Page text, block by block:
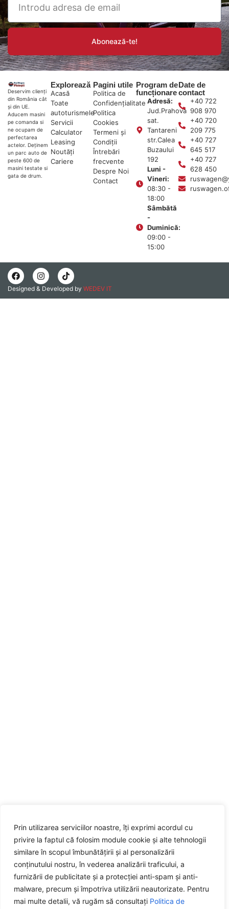
Prin utilizarea serviciilor noastre, îți exprimi acordul cu
privire la faptul că folosim module cookie și alte tehnologii
similare în scopul îmbunătățirii și al personalizării
conținutului nostru, în vederea analizării traficului, a
furnizării de publicitate și a protecției anti-spam și anti-
malware, precum și împotriva utilizării neautorizate. Pentru
mai multe detalii, vă rugăm să consultați Politica de
Abonează-te!
Deservim clienți
din România cât
și din UE.
Aducem masini
pe comanda si
ne ocupam de
perfectarea
actelor. Deținem
un parc auto de
peste 600 de
masini testate si
gata de drum.
Explorează
Acasă
Toate
autoturismele
Servicii
Calculator
Leasing
Noutăți
Cariere
Pagini utile
Politica de
Confidențialitate
Politica
Cookies
Termeni și
Condiții
Întrebări
frecvente
Despre Noi
Contact
Program de
funcționare
Adresă:
Jud.Prahova
sat.
Tantareni
str.Calea
Buzaului
192
Luni -
Vineri:
08:30 -
18:00
Sâmbătă
-
Duminică:
09:00 -
15:00
Date de
contact
+40 722
908 970
+40 720
209 775
+40 727
645 517
+40 727
628 450
Designed & Developed by WEDEV IT